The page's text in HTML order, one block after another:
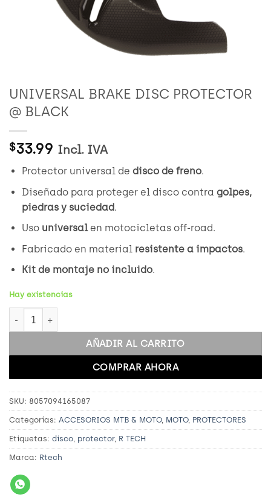
UNIVERSAL BRAKE DISC PROTECTOR
@ BLACK
$33.99 Incl. IVA
Protector universal de disco de freno.
Diseñado para proteger el disco contra golpes,
piedras y suciedad.
Uso universalen motocicletas off-road.
Fabricado en material resistente a impactos.
Kit de montaje no incluido.
Hay existencias
UNIVERSAL BRAKE DISC PROTECTOR @ BLACK cantidad
AÑADIR AL CARRITO
COMPRAR AHORA
SKU: 8057094165087
Categorías: ACCESORIOS MTB & MOTO, MOTO, PROTECTORES
Etiquetas: disco protector, R TECH
Marca: Rtech